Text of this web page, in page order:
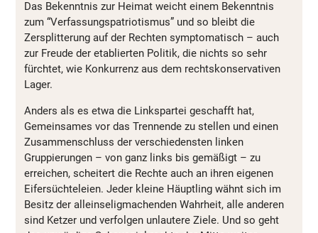
Das Bekenntnis zur Heimat weicht einem Bekenntnis
zum “Verfassungspatriotismus” und so bleibt die
Zersplitterung auf der Rechten symptomatisch – auch
zur Freude der etablierten Politik, die nichts so sehr
fürchtet, wie Konkurrenz aus dem rechtskonservativen
Lager.
Anders als es etwa die Linkspartei geschafft hat,
Gemeinsames vor das Trennende zu stellen und einen
Zusammenschluss der verschiedensten linken
Gruppierungen – von ganz links bis gemäßigt – zu
erreichen, scheitert die Rechte auch an ihren eigenen
Eifersüchteleien. Jeder kleine Häuptling wähnt sich im
Besitz der alleinseligmachenden Wahrheit, alle anderen
sind Ketzer und verfolgen unlautere Ziele. Und so geht